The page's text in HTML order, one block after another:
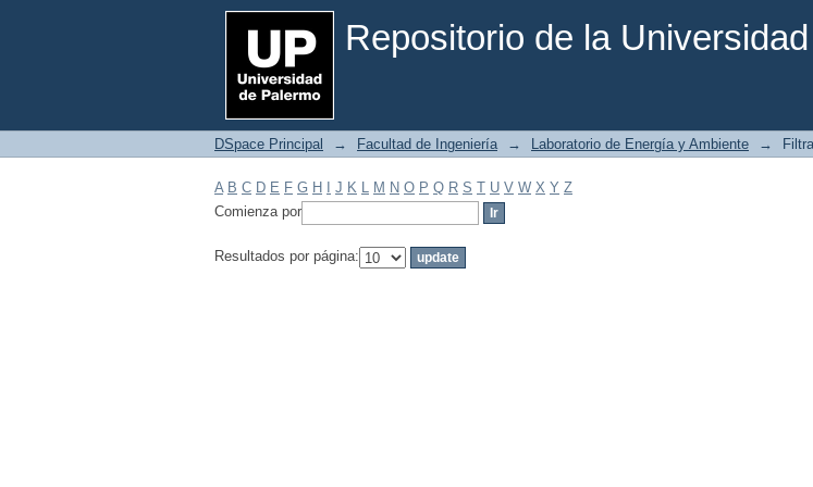
Repositorio de la
Filtrar por: Materia
DSpace Principal → Facultad de Ingeniería → Laboratorio de Energía y Ambiente →
A B C D E F G H J K L M N O P Q R S T U V W X Y Z
Comienza por
Resultados por página: